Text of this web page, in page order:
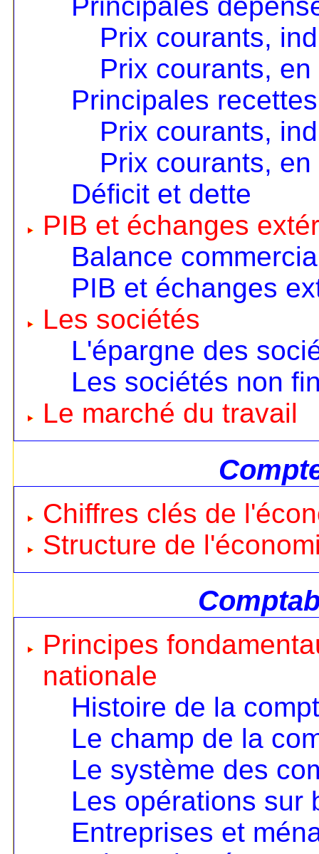
Principales
Prix courants,
Prix courants,
Principales recettes
Prix courants,
Prix courants,
Déficit et dette
PIB et échanges
Balance
PIB et échanges
Les sociétés
L'épargne des
Les sociétés non
Le marché du travail
Chiffres clés de
Structure de
Principes
nationale
Histoire de la
Le champ de la
Le système des
Les opérations sur
Entreprises et